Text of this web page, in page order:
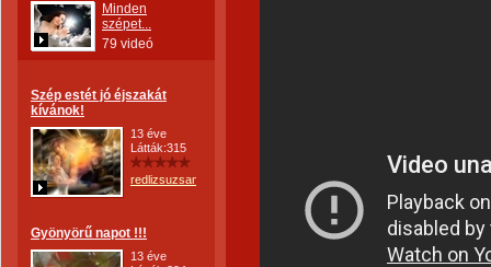
Minden
szépet...
79 videó
Szép estét jó éjszakát
kívánok!
13 éve
Látták:315
redlizsuzsanna
Gyönyörű napot !!!
13 éve